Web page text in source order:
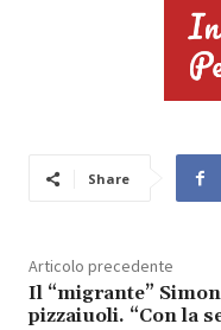
Share
Articolo precedente
Il “migrante”
pizzaiuoli. “Con la